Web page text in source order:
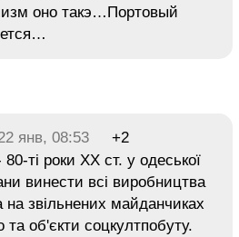
оно такэ…Портовый
янв, 08:53
+2
ті роки ХХ ст. у одеської
винести всі виробництва
на звільнених майданчиках
об'єкти соцкултпобуту.